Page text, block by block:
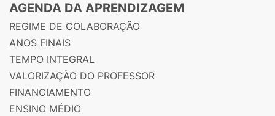
AGENDA DA APRENDIZAGEM
REGIME DE COLABORAÇÃO
ANOS FINAIS
TEMPO INTEGRAL
VALORIZAÇÃO DO PROFESSOR
FINANCIAMENTO
ENSINO MÉDIO